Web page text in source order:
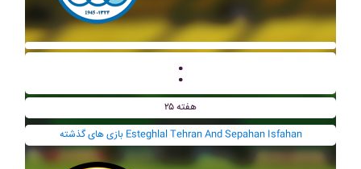
:
هفته ۲۵
بازی های گذشته Esteghlal Tehran And Sepahan Isfahan